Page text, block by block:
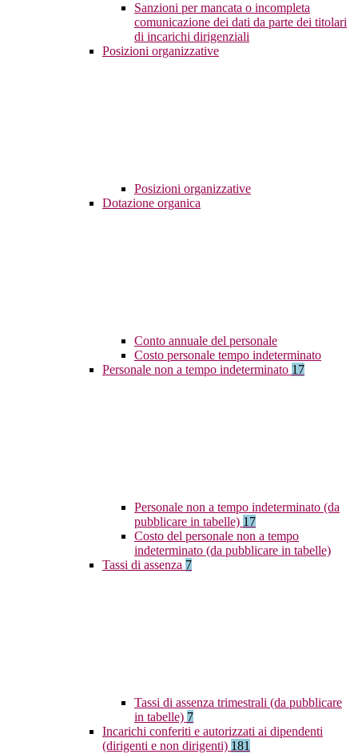
Sanzioni per mancata o incompleta
comunicazione dei dati da parte dei titolari
di incarichi dirigenziali
Posizioni organizzative
Posizioni organizzative
Dotazione organica
Conto annuale del personale
Costo personale tempo indeterminato
Personale non a tempo indeterminato 17
Personale non a tempo indeterminato (da
pubblicare in tabelle) 17
Costo del personale non a tempo
indeterminato (da pubblicare in tabelle)
Tassi di assenza 7
Tassi di assenza trimestrali (da pubblicare
in tabelle) 7
Incarichi conferiti e autorizzati ai dipendenti
(dirigenti e non dirigenti) 181